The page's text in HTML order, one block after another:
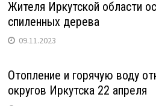
Жителя Иркутской области
спиленных дерева
09.11.2023
Отопление и горячую воду
округов Иркутска 22 апреля